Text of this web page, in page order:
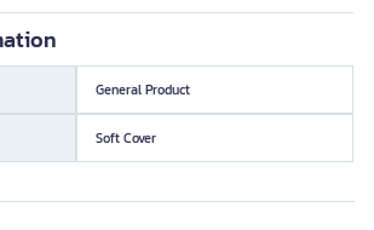
General Product
Soft Cover